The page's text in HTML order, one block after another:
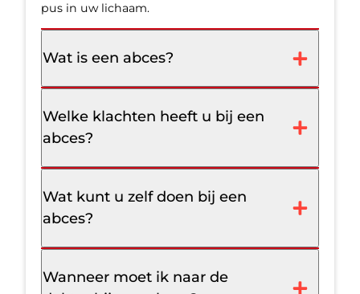
pus in uw lichaam.
Wat is een abces?
Welke klachten heeft u bij een
abces?
Wat kunt u zelf doen bij een
abces?
Wanneer moet ik naar de